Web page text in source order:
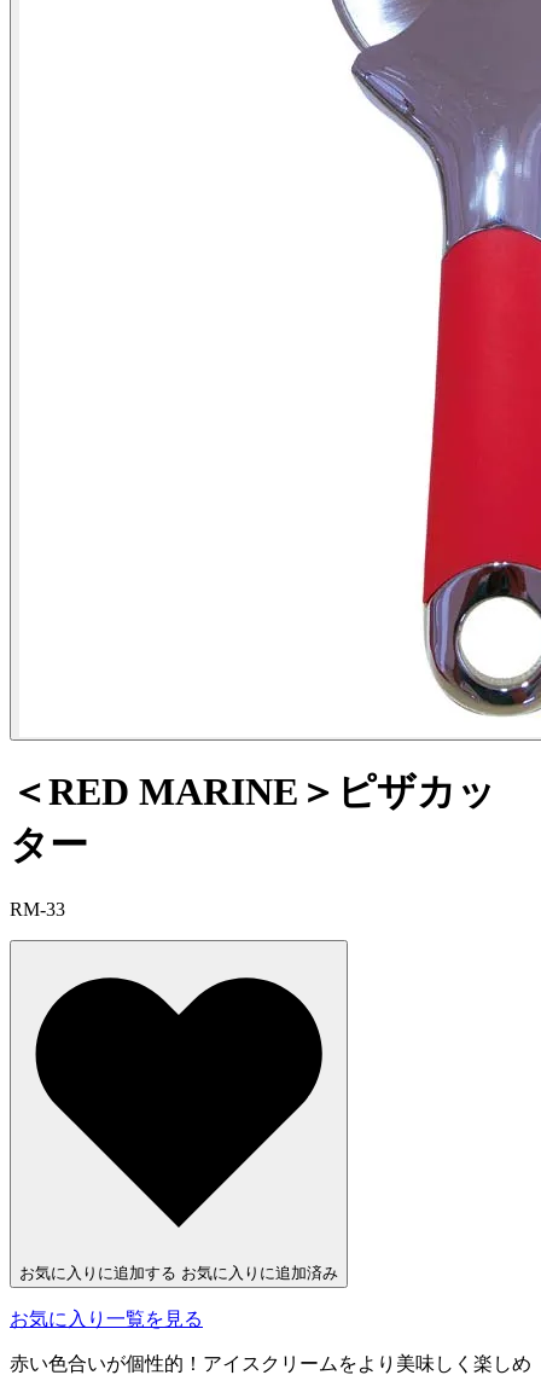
＜RED MARINE＞ピザカッ
ター
RM-33
お気に入りに追加する お気に入りに追加済み
お気に入り一覧を見る
赤い色合いが個性的！アイスクリームをより美味しく楽しめ